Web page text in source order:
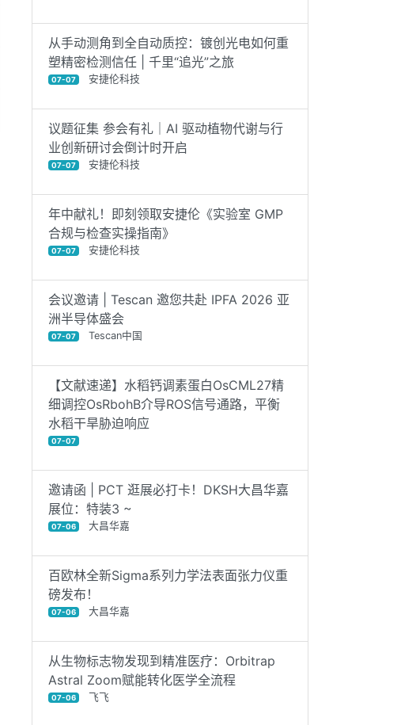
从手动测角到全自动质控：镀创光电如何重
塑精密检测信任 | 千里“追光”之旅
07-07 安捷伦科技
议题征集 参会有礼｜AI 驱动植物代谢与行
业创新研讨会倒计时开启
07-07 安捷伦科技
年中献礼！即刻领取安捷伦《实验室 GMP
合规与检查实操指南》
07-07 安捷伦科技
会议邀请 | Tescan 邀您共赴 IPFA 2026 亚
洲半导体盛会
07-07 Tescan中国
【文献速递】水稻钙调素蛋白OsCML27精
细调控OsRbohB介导ROS信号通路，平衡
水稻干旱胁迫响应
07-07
邀请函 | PCT 逛展必打卡！DKSH大昌华嘉
展位：特装3 ~
07-06 大昌华嘉
百欧林全新Sigma系列力学法表面张力仪重
磅发布！
07-06 大昌华嘉
从生物标志物发现到精准医疗：Orbitrap
Astral Zoom赋能转化医学全流程
07-06 飞飞